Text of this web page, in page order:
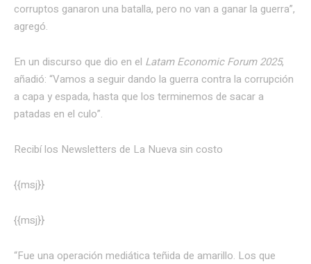
corruptos ganaron una batalla, pero no van a ganar la guerra”,
agregó.
En un discurso que dio en el Latam Economic Forum 2025,
añadió: “Vamos a seguir dando la guerra contra la corrupción
a capa y espada, hasta que los terminemos de sacar a
patadas en el culo”.
Recibí los Newsletters de La Nueva sin costo
{{msj}}
{{msj}}
“Fue una operación mediática teñida de amarillo. Los que